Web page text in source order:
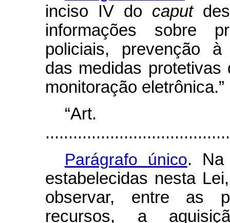
inciso IV do caput
informações sobre
policiais, prevenção à
das medidas
monitoração eletrônica.”
Parágrafo único. Na
estabelecidas nesta
observar, entre as
recursos, a